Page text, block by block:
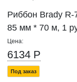
Риббон Brady R-
85 мм * 70 м, 1
Цена:
6134 Р
Под заказ